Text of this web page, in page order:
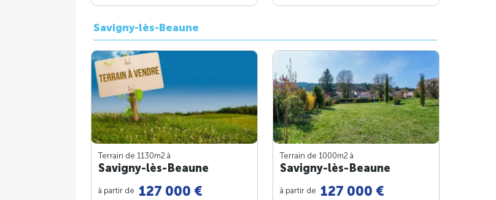
Savigny-lès-Beaune
Terrain de 1130m2 à
Savigny-lès-Beaune
à partir de 127 000 €
Terrain de 1000m2 à
Savigny-lès-Beaune
à partir de 127 000 €